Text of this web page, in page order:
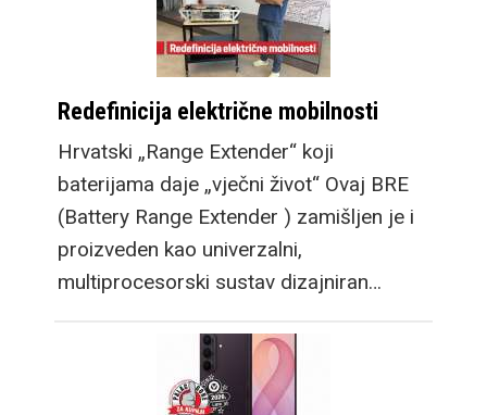
Redefinicija električne mobilnosti
Hrvatski „Range Extender“ koji
baterijama daje „vječni život“ Ovaj BRE
(Battery Range Extender ) zamišljen je i
proizveden kao univerzalni,
multiprocesorski sustav dizajniran…